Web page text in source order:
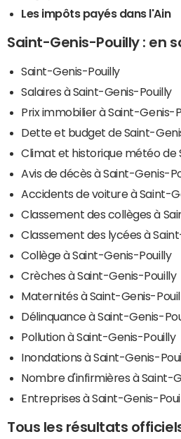
Les impôts payés dans l'Ain
Saint-Genis-Pouilly : en
Saint-Genis-Pouilly
Salaires à Saint-Genis-Pouilly
Prix immobilier à Saint-Genis-
Dette et budget de Saint-
Climat et historique météo de
Avis de décès à Saint-Genis-
Accidents de voiture à Saint-
Classement des collèges à
Classement des lycées à
Collège à Saint-Genis-Pouilly
Crèches à Saint-Genis-Pouilly
Maternités à Saint-Genis-
Délinquance à Saint-Genis-
Pollution à Saint-Genis-Pouilly
Inondations à Saint-Genis-
Nombre d'infirmières à Saint-
Entreprises à Saint-Genis-
Tous les résultats